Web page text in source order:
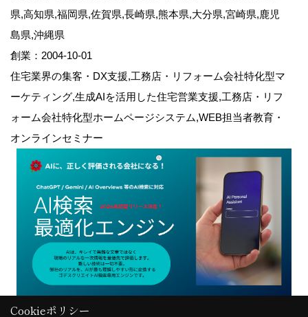
県,高知県,福岡県,佐賀県,長崎県,熊本県,大分県,宮崎県,鹿児
島県,沖縄県
創業：2004-10-01
住宅業界の集客・DX支援,工務店・リフォーム会社特化型マ
ーケティング,生成AIを活用した住宅営業支援,工務店・リフ
ォーム会社特化型ホームページシステム,WEB担当者教育・
オンラインセミナー
Cookieポリシー